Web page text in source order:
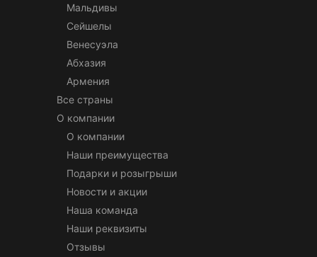
Мальдивы
Сейшелы
Венесуэла
Абхазия
Армения
Все страны
О компании
О компании
Наши преимущества
Подарки и розыгрыши
Новости и акции
Наша команда
Наши реквизиты
Отзывы